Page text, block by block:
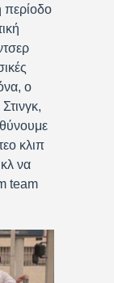
περίοδο
o
κλιπ
να
team